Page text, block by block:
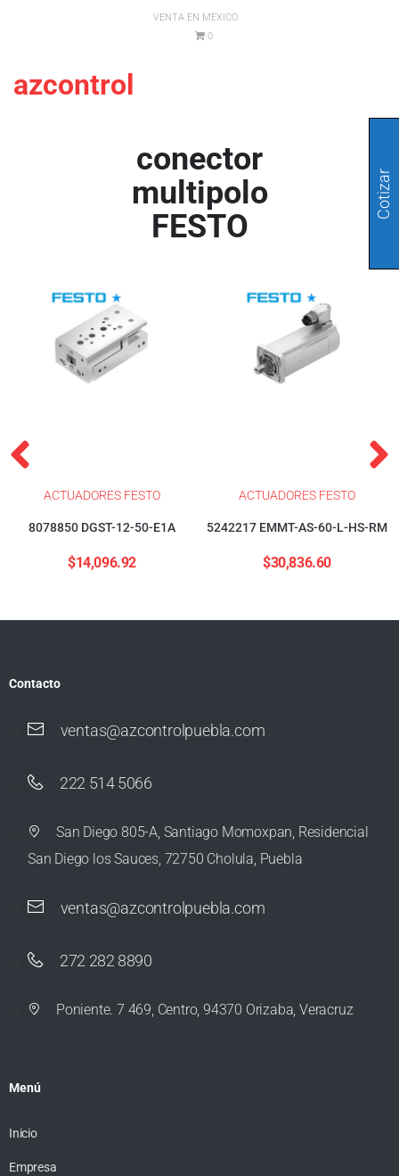
VENTA EN MEXICO
0
azcontrol
conector
multipolo
FESTO
ACTUADORES FESTO
8078850 DGST-12-50-E1A
$14,096.92
ACTUADORES FESTO
5242217 EMMT-AS-60-L-HS-RM
$30,836.60
Contacto
ventas@azcontrolpuebla.com
222 514 5066
San Diego 805-A, Santiago Momoxpan, Residencial
San Diego los Sauces, 72750 Cholula, Puebla
ventas@azcontrolpuebla.com
272 282 8890
Poniente. 7 469, Centro, 94370 Orizaba, Veracruz
Menú
Inicio
Empresa
Cotizar